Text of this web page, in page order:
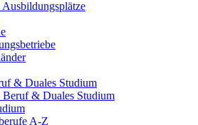
& Duales Studium
A-Z